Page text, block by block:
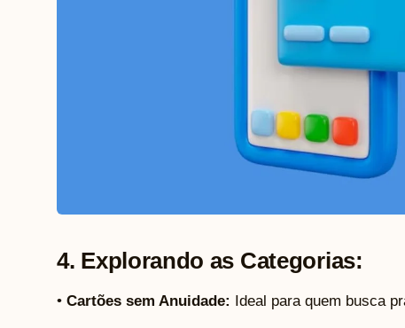
4. Explorando as Categorias:
• Cartões sem Anuidade: Ideal para quem busca